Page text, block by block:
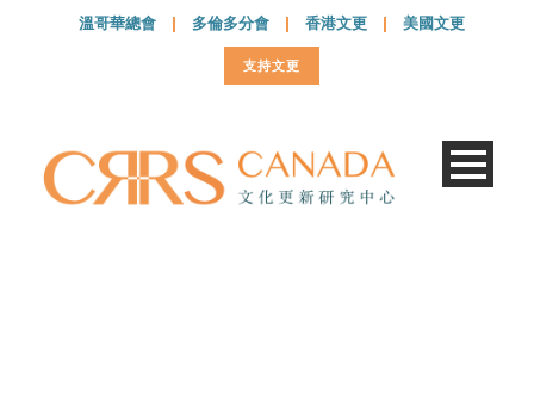
溫哥華總會 | 多倫多分會 | 香港文更 | 美國文更
支持文更